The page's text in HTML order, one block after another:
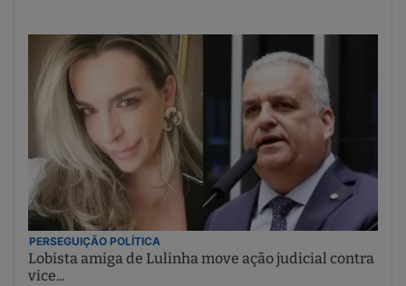
PERSEGUIÇÃO POLÍTICA
Lobista amiga de Lulinha move ação judicial contra
vice...